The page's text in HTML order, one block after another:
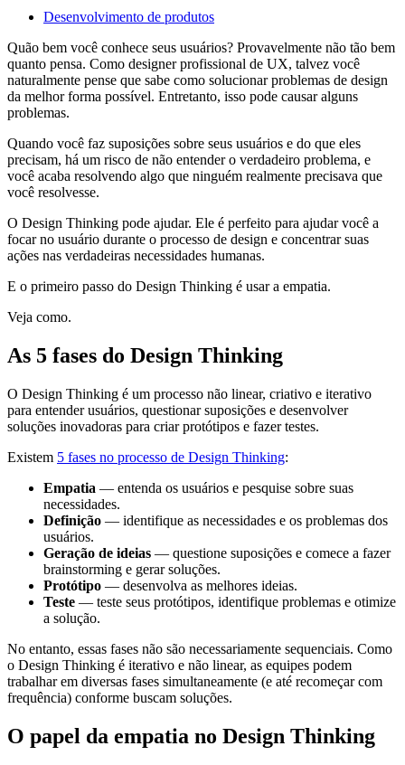
Desenvolvimento de produtos
Quão bem você conhece seus usuários? Provavelmente não tão bem
quanto pensa. Como designer profissional de UX, talvez você
naturalmente pense que sabe como solucionar problemas de design
da melhor forma possível. Entretanto, isso pode causar alguns
problemas.
Quando você faz suposições sobre seus usuários e do que eles
precisam, há um risco de não entender o verdadeiro problema, e
você acaba resolvendo algo que ninguém realmente precisava que
você resolvesse.
O Design Thinking pode ajudar. Ele é perfeito para ajudar você a
focar no usuário durante o processo de design e concentrar suas
ações nas verdadeiras necessidades humanas.
E o primeiro passo do Design Thinking é usar a empatia.
Veja como.
As 5 fases do Design Thinking
O Design Thinking é um processo não linear, criativo e iterativo
para entender usuários, questionar suposições e desenvolver
soluções inovadoras para criar protótipos e fazer testes.
Existem 5 fases no processo de Design Thinking:
Empatia — entenda os usuários e pesquise sobre suas
necessidades.
Definição — identifique as necessidades e os problemas dos
usuários.
Geração de ideias — questione suposições e comece a fazer
brainstorming e gerar soluções.
Protótipo — desenvolva as melhores ideias.
Teste — teste seus protótipos, identifique problemas e otimize
a solução.
No entanto, essas fases não são necessariamente sequenciais. Como
o Design Thinking é iterativo e não linear, as equipes podem
trabalhar em diversas fases simultaneamente (e até recomeçar com
frequência) conforme buscam soluções.
O papel da empatia no Design Thinking